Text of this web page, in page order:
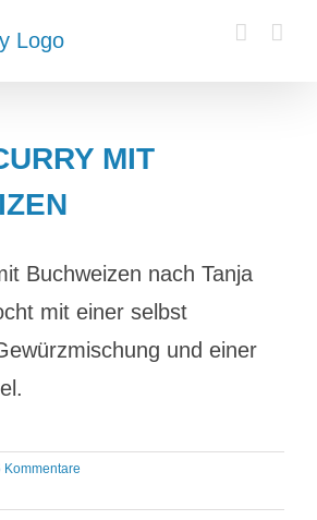
MIT
Buchweizen nach Tanja
mit einer selbst
und einer
Kommentare